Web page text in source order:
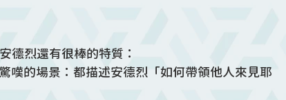
德烈還有很棒的特質：
嘆的場景：都描述安德烈「如何帶領他人來見耶